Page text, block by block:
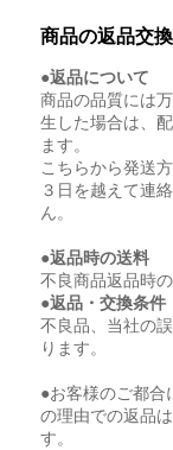
商品の返品交
●返品について
商品の品質には
生した場合は、
ます。
こちらから発送
３日を越えて連
ん。
●返品時の送料
不良商品返品時
●返品・交換条件
不良品、当社の
ります。
●お客様のご都合
の理由での返品
す。